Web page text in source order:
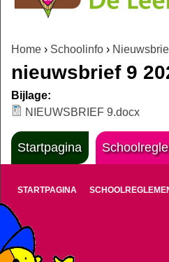
U bent hier
Home › Schoolinfo ›
nieuwsbrief 9
Bijlage:
NIEUWSBRIEF 9.docx
Startpagina
STARTPAGINA